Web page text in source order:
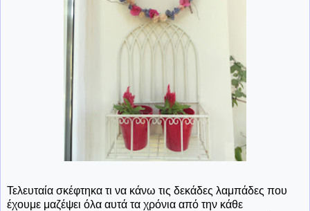
Τελευταία σκέφτηκα τι να κάνω τις δεκάδες λαμπάδες που
έχουμε μαζέψει όλα αυτά τα χρόνια από την κάθε